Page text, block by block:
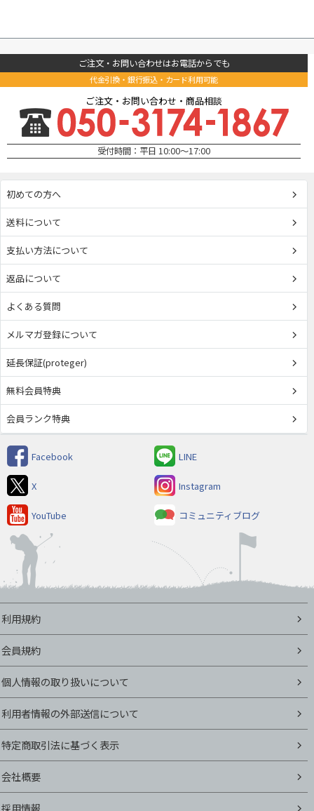
ご注文・お問い合わせはお電話からでも
代金引換・銀行振込・カード利用可能
ご注文・お問い合わせ・商品相談
受付時間：平日 10:00～17:00
初めての方へ
送料について
支払い方法について
返品について
よくある質問
メルマガ登録について
延長保証(proteger)
無料会員特典
会員ランク特典
Facebook LINE
X Instagram
YouTube コミュニティブログ
利用規約
会員規約
個人情報の取り扱いについて
利用者情報の外部送信について
特定商取引法に基づく表示
会社概要